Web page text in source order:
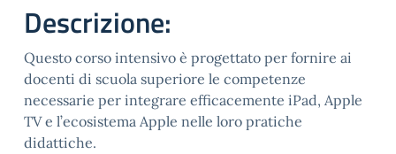
Descrizione:
Questo corso intensivo è progettato per fornire ai
docenti di scuola superiore le competenze
necessarie per integrare efficacemente iPad, Apple
TV e l’ecosistema Apple nelle loro pratiche
didattiche.